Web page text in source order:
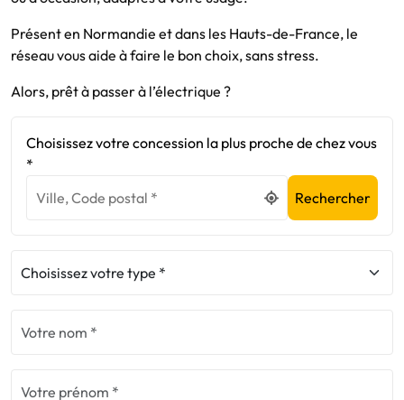
Présent en Normandie et dans les Hauts-de-France, le
réseau vous aide à faire le bon choix, sans stress.
Alors, prêt à passer à l’électrique ?
Choisissez votre concession la plus proche de chez vous
*
Rechercher